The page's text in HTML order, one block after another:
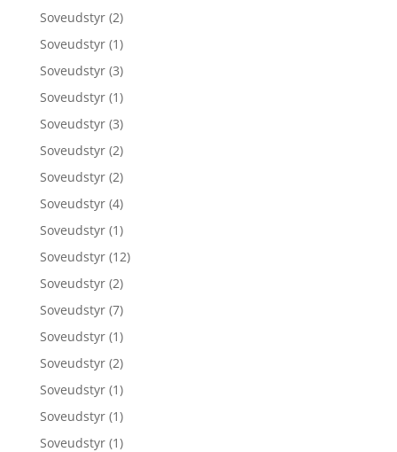
Soveudstyr (2)
Soveudstyr (1)
Soveudstyr (3)
Soveudstyr (1)
Soveudstyr (3)
Soveudstyr (2)
Soveudstyr (2)
Soveudstyr (4)
Soveudstyr (1)
Soveudstyr (12)
Soveudstyr (2)
Soveudstyr (7)
Soveudstyr (1)
Soveudstyr (2)
Soveudstyr (1)
Soveudstyr (1)
Soveudstyr (1)